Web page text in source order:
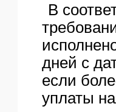
В
дней с
если
уплаты